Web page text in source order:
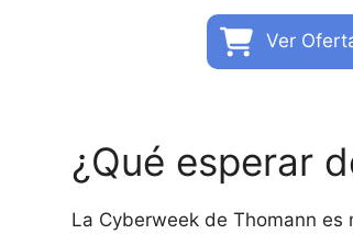
Ver
¿Qué esperar
La Cyberweek de Thomann